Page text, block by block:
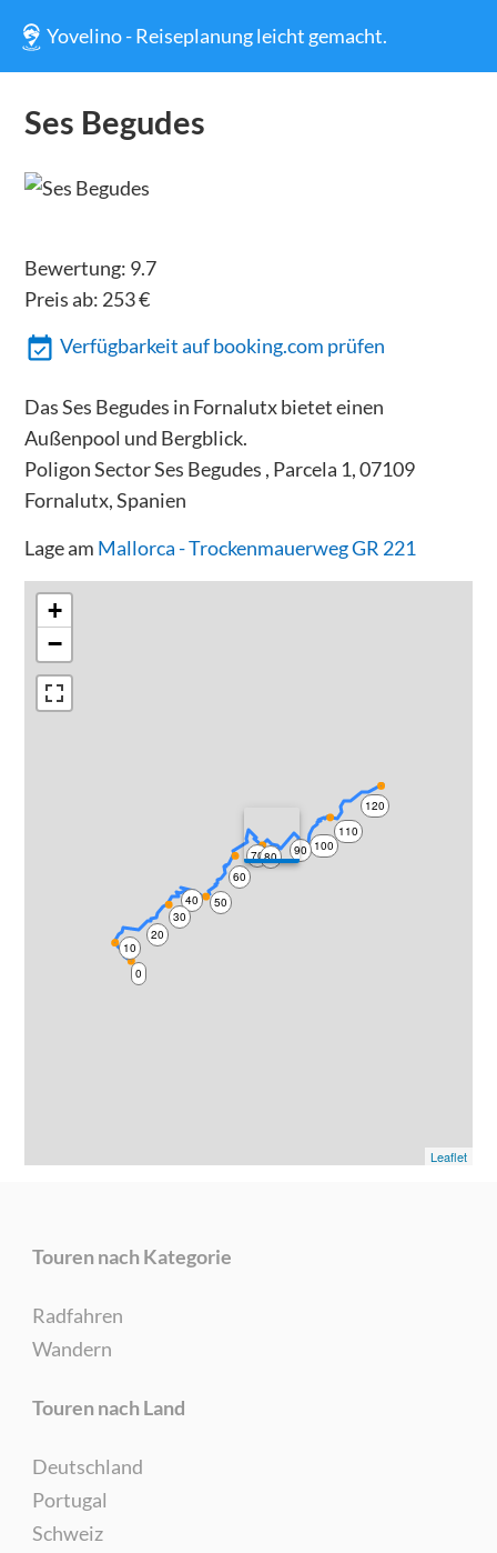
Yovelino - Reiseplanung leicht gemacht.
Ses Begudes
Bewertung: 9.7
Preis ab: 253€
Verfügbarkeit auf booking.com prüfen
Das Ses Begudes in Fornalutx bietet einen
Außenpool und Bergblick.
Poligon Sector Ses Begudes , Parcela 1, 07109
Fornalutx, Spanien
Lage am Mallorca - Trockenmauerweg GR 221
0
10
20
30
40 50
60
7080 90 100
110
120
+
−
Leaflet
Touren nach Kategorie
Radfahren
Wandern
Touren nach Land
Deutschland
Portugal
Schweiz